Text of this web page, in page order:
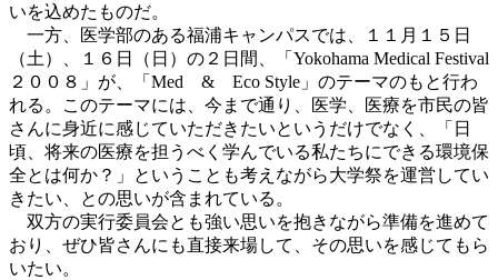
いを込めたものだ。
一方、医学部のある福浦キャンパスでは、１１月１５日
（土）、１６日（日）の２日間、「Yokohama Medical Festival
２００８」が、「Med & Eco Style」のテーマのもと行わ
れる。このテーマには、今まで通り、医学、医療を市民の皆
さんに身近に感じていただきたいというだけでなく、「日
頃、将来の医療を担うべく学んでいる私たちにできる環境保
全とは何か？」ということも考えながら大学祭を運営してい
きたい、との思いが含まれている。
双方の実行委員会とも強い思いを抱きながら準備を進めて
おり、ぜひ皆さんにも直接来場して、その思いを感じてもら
いたい。